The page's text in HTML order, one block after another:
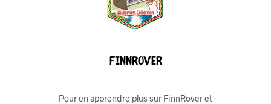
FinnRover
Pour en apprendre plus sur FinnRover et